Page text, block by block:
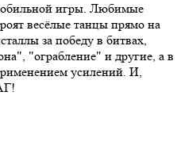
игры. Любимые
весёлые танцы прямо на
за победу в битвах,
"ограбление" и другие, а в
усилений. И,